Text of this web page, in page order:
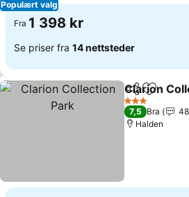
Populært valg
Fra 1 398 kr
Se priser fra 14 nettsteder
Del Legg
Clarion
3 Stjerner
7,5 Bra
Halden